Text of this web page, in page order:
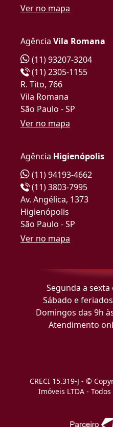
Ver no mapa
Agência Vila Romana
(11) 93207-3204
(11) 2305-1155
R. Tito, 766
Vila Romana
São Paulo - SP
Ver no mapa
Agência Higienópolis
(11) 94193-4662
(11) 3803-7995
Av. Angélica, 1373
Higienópolis
São Paulo - SP
Ver no mapa
Segunda a sexta
Sábado e
Domingos das 9h
Atendimento
CRECI 15.319-J - ©
Imóveis LTDA -